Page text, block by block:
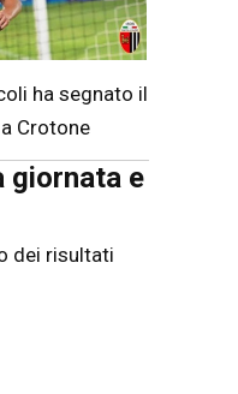
ha segnato il
Crotone
giornata e
dei risultati